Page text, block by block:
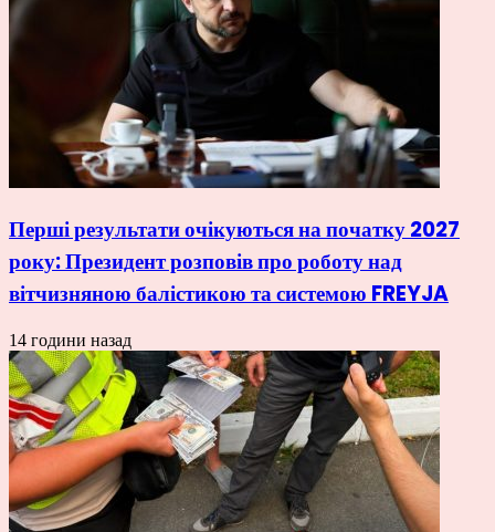
Перші результати очікуються на початку 2027
року: Президент розповів про роботу над
вітчизняною балістикою та системою FREYJA
14 години назад